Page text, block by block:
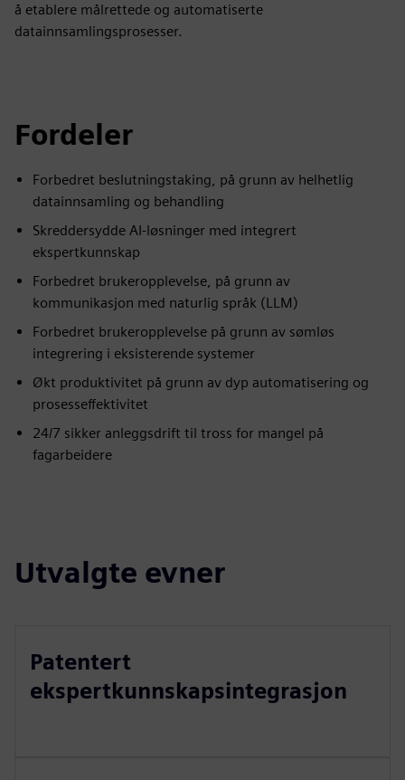
å etablere målrettede og automatiserte
datainnsamlingsprosesser.
Fordeler
Forbedret beslutningstaking, på grunn av helhetlig
datainnsamling og behandling
Skreddersydde AI-løsninger med integrert
ekspertkunnskap
Forbedret brukeropplevelse, på grunn av
kommunikasjon med naturlig språk (LLM)
Forbedret brukeropplevelse på grunn av sømløs
integrering i eksisterende systemer
Økt produktivitet på grunn av dyp automatisering og
prosesseffektivitet
24/7 sikker anleggsdrift til tross for mangel på
fagarbeidere
Utvalgte evner
Patentert
ekspertkunnskapsintegrasjon